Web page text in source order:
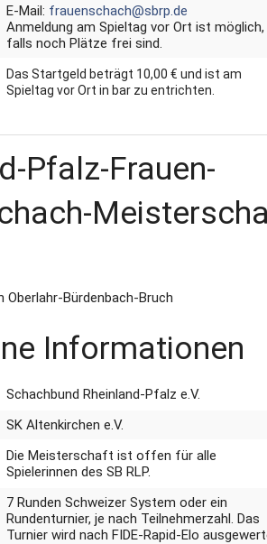
E-Mail: frauenschach@sbrp.de
Anmeldung am Spieltag vor Ort ist möglich,
falls noch Plätze frei sind.
Das Startgeld beträgt 10,00 € und ist am
Spieltag vor Ort in bar zu entrichten.
Pfalz-Frauen-
Oberlahr-Bürdenbach-Bruch
Informationen
Schachbund Rheinland-Pfalz e.V.
SK Altenkirchen e.V.
Die Meisterschaft ist offen für alle
Spielerinnen des SB RLP.
7 Runden Schweizer System oder ein
Rundenturnier, je nach Teilnehmerzahl. Das
Turnier wird nach FIDE-Rapid-Elo